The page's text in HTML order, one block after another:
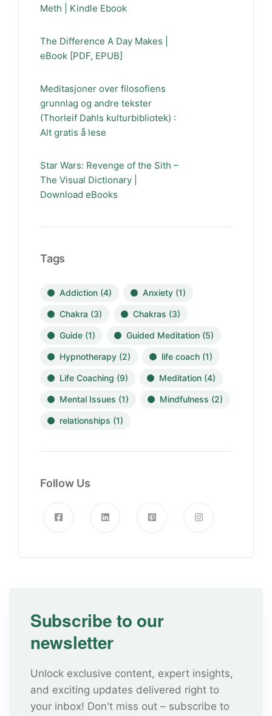
Meth | Kindle Ebook
The Difference A Day Makes |
eBook [PDF, EPUB]
Meditasjoner over filosofiens
grunnlag og andre tekster
(Thorleif Dahls kulturbibliotek) :
Alt gratis å lese
Star Wars: Revenge of the Sith –
The Visual Dictionary |
Download eBooks
Tags
Addiction (4) Anxiety (1)
Chakra (3) Chakras (3)
Guide (1) Guided Meditation (5)
Hypnotherapy (2) life coach (1)
Life Coaching (9) Meditation (4)
Mental Issues (1) Mindfulness (2)
relationships (1)
Follow Us
Subscribe to our
newsletter
Unlock exclusive content, expert insights,
and exciting updates delivered right to
your inbox! Don't miss out – subscribe to